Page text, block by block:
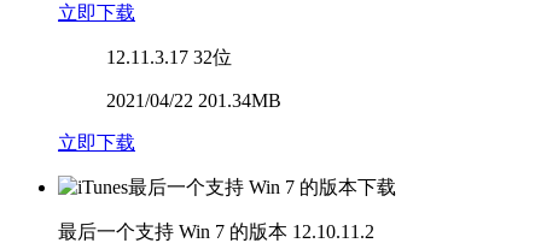
立即下载
12.11.3.17 32位
2021/04/22 201.34MB
立即下载
最后一个支持 Win 7 的版本 12.10.11.2